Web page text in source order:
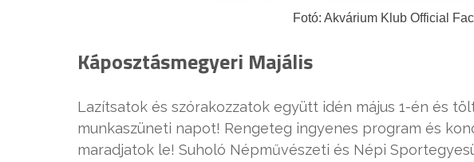
Fotó: Akvárium Klub Official
Káposztásmegyeri Majális
Lazítsatok és szórakozzatok együtt idén május 1-én és
munkaszüneti napot! Rengeteg ingyenes program és
maradjatok le! Suholó Népművészeti és Népi